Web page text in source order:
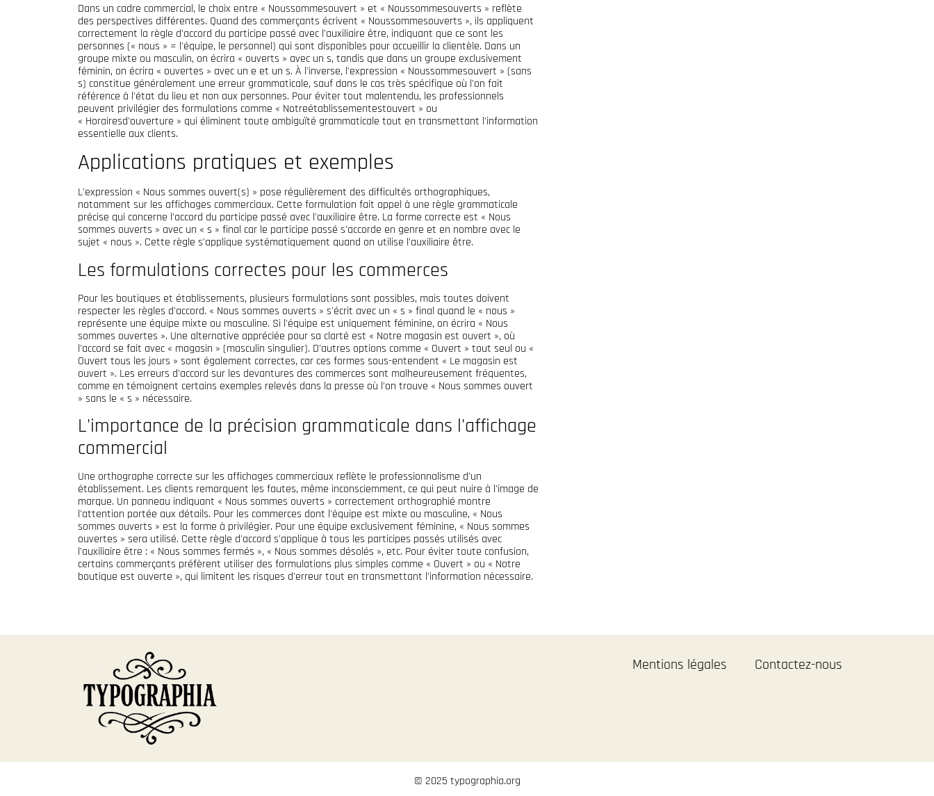
Dans un cadre commercial, le choix entre « Noussommesouvert » et « Noussommesouverts » reflète
des perspectives différentes. Quand des commerçants écrivent « Noussommesouverts », ils appliquent
correctement la règle d'accord du participe passé avec l'auxiliaire être, indiquant que ce sont les
personnes (« nous » = l'équipe, le personnel) qui sont disponibles pour accueillir la clientèle. Dans un
groupe mixte ou masculin, on écrira « ouverts » avec un s, tandis que dans un groupe exclusivement
féminin, on écrira « ouvertes » avec un e et un s. À l'inverse, l'expression « Noussommesouvert » (sans
s) constitue généralement une erreur grammaticale, sauf dans le cas très spécifique où l'on fait
référence à l'état du lieu et non aux personnes. Pour éviter tout malentendu, les professionnels
peuvent privilégier des formulations comme « Notreétablissementestouvert » ou
« Horairesd'ouverture » qui éliminent toute ambiguïté grammaticale tout en transmettant l'information
essentielle aux clients.
Applications pratiques et exemples
L'expression « Nous sommes ouvert(s) » pose régulièrement des difficultés orthographiques,
notamment sur les affichages commerciaux. Cette formulation fait appel à une règle grammaticale
précise qui concerne l'accord du participe passé avec l'auxiliaire être. La forme correcte est « Nous
sommes ouverts » avec un « s » final car le participe passé s'accorde en genre et en nombre avec le
sujet « nous ». Cette règle s'applique systématiquement quand on utilise l'auxiliaire être.
Les formulations correctes pour les commerces
Pour les boutiques et établissements, plusieurs formulations sont possibles, mais toutes doivent
respecter les règles d'accord. « Nous sommes ouverts » s'écrit avec un « s » final quand le « nous »
représente une équipe mixte ou masculine. Si l'équipe est uniquement féminine, on écrira « Nous
sommes ouvertes ». Une alternative appréciée pour sa clarté est « Notre magasin est ouvert », où
l'accord se fait avec « magasin » (masculin singulier). D'autres options comme « Ouvert » tout seul ou «
Ouvert tous les jours » sont également correctes, car ces formes sous-entendent « Le magasin est
ouvert ». Les erreurs d'accord sur les devantures des commerces sont malheureusement fréquentes,
comme en témoignent certains exemples relevés dans la presse où l'on trouve « Nous sommes ouvert
» sans le « s » nécessaire.
L'importance de la précision grammaticale dans l'affichage
commercial
Une orthographe correcte sur les affichages commerciaux reflète le professionnalisme d'un
établissement. Les clients remarquent les fautes, même inconsciemment, ce qui peut nuire à l'image de
marque. Un panneau indiquant « Nous sommes ouverts » correctement orthographié montre
l'attention portée aux détails. Pour les commerces dont l'équipe est mixte ou masculine, « Nous
sommes ouverts » est la forme à privilégier. Pour une équipe exclusivement féminine, « Nous sommes
ouvertes » sera utilisé. Cette règle d'accord s'applique à tous les participes passés utilisés avec
l'auxiliaire être : « Nous sommes fermés », « Nous sommes désolés », etc. Pour éviter toute confusion,
certains commerçants préfèrent utiliser des formulations plus simples comme « Ouvert » ou « Notre
boutique est ouverte », qui limitent les risques d'erreur tout en transmettant l'information nécessaire.
Mentions légales Contactez-nous
© 2025 typographia.org